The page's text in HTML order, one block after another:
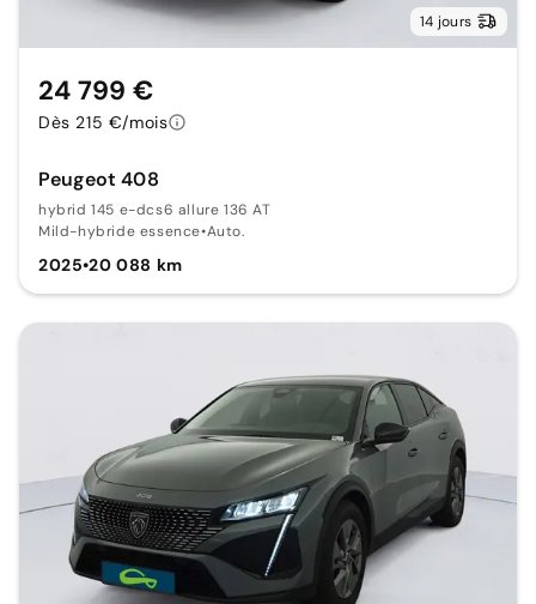
14 jours
Peugeot 408
hybrid 145 e-dcs6 allure 136 AT
Mild-hybride essence•Auto.
2025•20 088 km
24 799 €
Dès 215 €/mois